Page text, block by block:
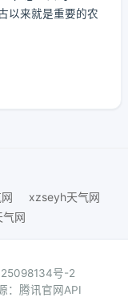
以来就是重要的农
xzseyh天气网
网
号-2
：腾讯官网API